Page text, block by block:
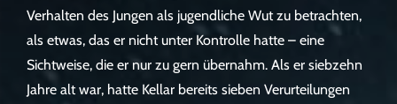
Verhalten des Jungen als jugendliche Wut zu betrachten,
als etwas, das er nicht unter Kontrolle hatte – eine
Sichtweise, die er nur zu gern übernahm. Als er siebzehn
Jahre alt war, hatte Kellar bereits sieben Verurteilungen